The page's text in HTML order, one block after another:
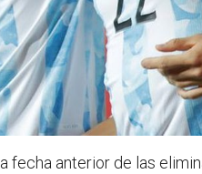
fecha anterior de las